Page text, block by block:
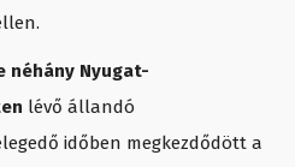
néhány Nyugat-
lévő állandó
időben megkezdődött a